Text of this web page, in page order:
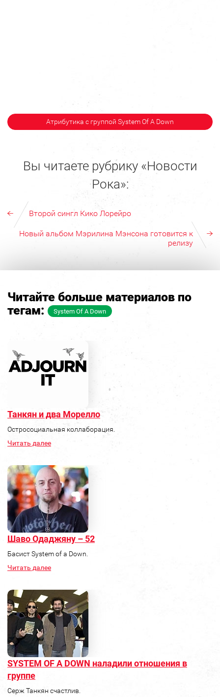
Атрибутика с группой System Of A Down
Вы читаете рубрику «Новости
Рока»:
Второй сингл Кико Лорейро
Новый альбом Мэрилина Мэнсона готовится к
релизу
Читайте больше материалов по
тегам:
System Of A Down
Танкян и два Морелло
Остросоциальная коллаборация.
Читать далее
Шаво Одаджяну – 52
Басист System of a Down.
Читать далее
SYSTEM OF A DOWN наладили отношения в
группе
Серж Танкян счастлив.